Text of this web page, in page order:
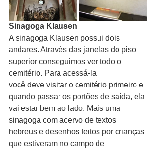
Sinagoga Klausen
A sinagoga Klausen possui dois
andares. Através das janelas do piso
superior conseguimos ver todo o
cemitério. Para acessá-la
você deve visitar o cemitério primeiro e
quando passar os portões de saída, ela
vai estar bem ao lado. Mais uma
sinagoga com acervo de textos
hebreus e desenhos feitos por crianças
que estiveram no campo de